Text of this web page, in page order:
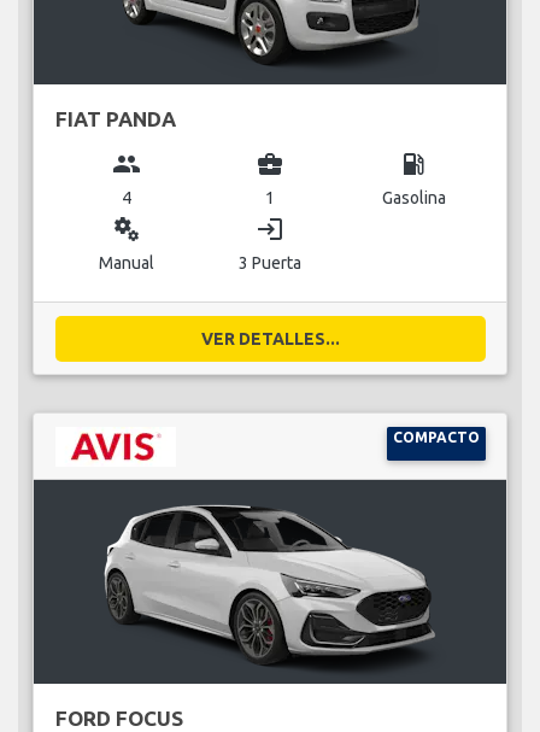
FIAT PANDA
group
4
business_center
1
local_gas_station
Gasolina
miscellaneous_services
Manual
login
3 Puerta
VER DETALLES...
COMPACTO
FORD FOCUS